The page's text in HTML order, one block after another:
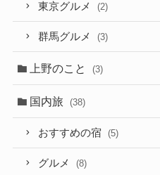
東京グルメ (2)
群馬グルメ (3)
上野のこと (3)
国内旅 (38)
おすすめの宿 (5)
グルメ (8)